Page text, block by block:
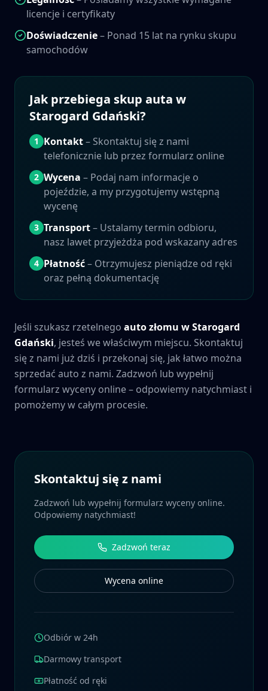
licencje i certyfikaty
Doświadczenie– Ponad 15 lat na rynku skupu
samochodów
Jak przebiega skup auta w
Starogard Gdański?
1 Kontakt– Skontaktuj się z nami
telefonicznie lub przez formularz online
2 Wycena – Podaj nam informacje o
pojeździe, a my przygotujemy wstępną
wycenę
3 Transport– Ustalamy termin odbioru,
nasz lawet przyjeżdża pod wskazany adres
4 Płatność– Otrzymujesz pieniądze od ręki
oraz pełną dokumentację
Jeśli szukasz rzetelnego auto złomu wStarogard
Gdański, jesteś we właściwym miejscu. Skontaktuj
się z nami już dziś i przekonaj się, jak łatwo można
sprzedać auto z nami. Zadzwoń lub wypełnij
formularz wyceny online – odpowiemy natychmiast i
pomożemy w całym procesie.
Skontaktuj się z nami
Zadzwoń lub wypełnij formularz wyceny online.
Odpowiemy natychmiast!
Zadzwoń teraz
Wycena online
Odbiór w 24h
Darmowy transport
Płatność od ręki